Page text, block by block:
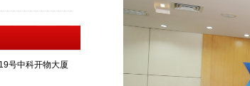
号中科开物大厦